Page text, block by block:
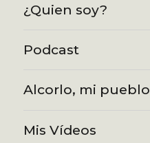
¿Quien soy?
Podcast
Alcorlo, mi pueblo
Mis Vídeos